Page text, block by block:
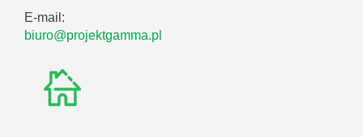
E-mail:
biuro@projektgamma.pl